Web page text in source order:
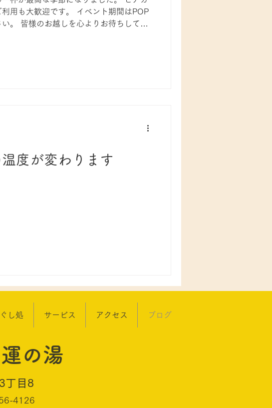
利用も大歓迎です。 イベント期間はPOP
。 皆様のお越しを心よりお待ちしてお
度が変わります
し処 サービス アクセス ブログ
の湯
丁目8
4126